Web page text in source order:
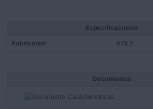
Especificaciones
Fabricante: ROLY
Documentos
Carácteristricas